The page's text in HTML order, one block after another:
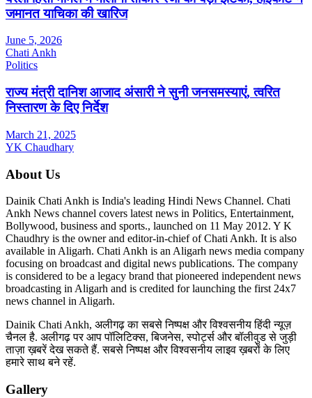
जमानत याचिका की खारिज
June 5, 2026
Chati Ankh
Politics
राज्य मंत्री दानिश आजाद अंसारी ने सुनी जनसमस्याएं, त्वरित
निस्तारण के दिए निर्देश
March 21, 2025
YK Chaudhary
About Us
Dainik Chati Ankh is India's leading Hindi News Channel. Chati
Ankh News channel covers latest news in Politics, Entertainment,
Bollywood, business and sports., launched on 11 May 2012. Y K
Chaudhry is the owner and editor-in-chief of Chati Ankh. It is also
available in Aligarh. Chati Ankh is an Aligarh news media company
focusing on broadcast and digital news publications. The company
is considered to be a legacy brand that pioneered independent news
broadcasting in Aligarh and is credited for launching the first 24x7
news channel in Aligarh.
Dainik Chati Ankh, अलीगढ़ का सबसे निष्पक्ष और विश्वसनीय हिंदी न्यूज़
चैनल है. अलीगढ़ पर आप पॉलिटिक्स, बिजनेस, स्पोर्ट्स और बॉलीवुड से जुड़ी
ताज़ा ख़बरें देख सकते हैं. सबसे निष्पक्ष और विश्वसनीय लाइव ख़बरों के लिए
हमारे साथ बने रहें.
Gallery